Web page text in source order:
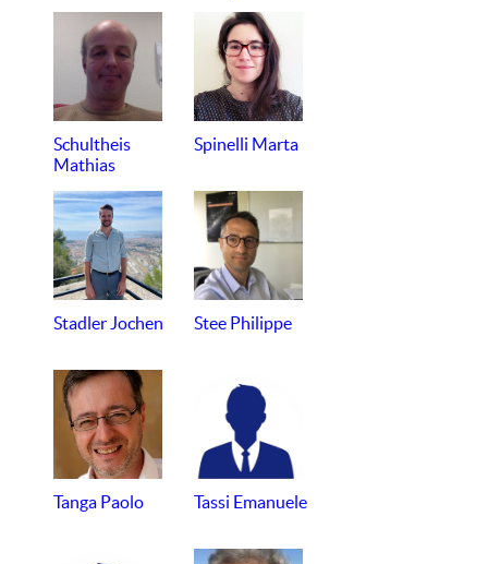
Schultheis
Mathias
Spinelli Marta
Stadler Jochen Stee Philippe
Tanga Paolo Tassi Emanuele